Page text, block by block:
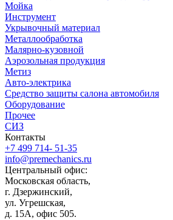
Мойка
Инструмент
Укрывочный материал
Металлообработка
Малярно-кузовной
Аэрозольная продукция
Метиз
Авто-электрика
Средство защиты салона автомобиля
Оборудование
Прочее
СИЗ
Контакты
+7 499 714- 51-35
info@premechanics.ru
Центральный офис:
Московская область,
г. Дзержинский,
ул. Угрешская,
д. 15А, офис 505.